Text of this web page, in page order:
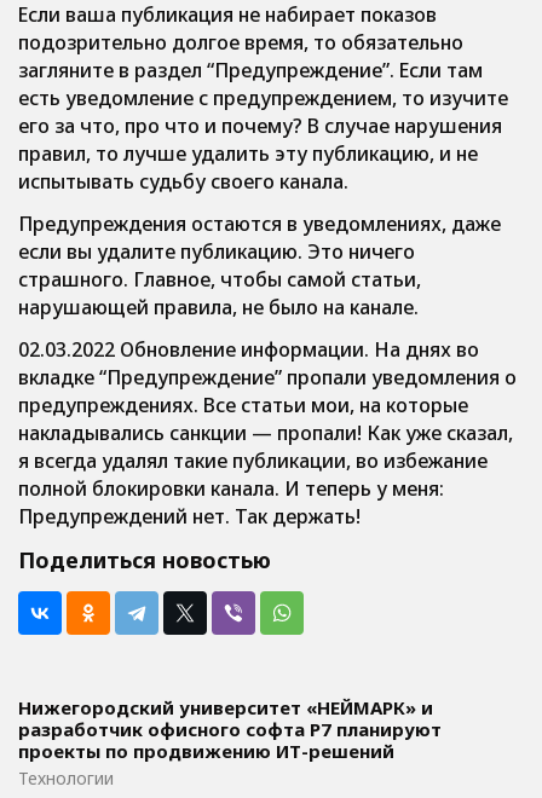
Если ваша публикация не набирает показов
подозрительно долгое время, то обязательно
загляните в раздел “Предупреждение”. Если там
есть уведомление с предупреждением, то изучите
его за что, про что и почему? В случае нарушения
правил, то лучше удалить эту публикацию, и не
испытывать судьбу своего канала.
Предупреждения остаются в уведомлениях, даже
если вы удалите публикацию. Это ничего
страшного. Главное, чтобы самой статьи,
нарушающей правила, не было на канале.
02.03.2022 Обновление информации. На днях во
вкладке “Предупреждение” пропали уведомления о
предупреждениях. Все статьи мои, на которые
накладывались санкции — пропали! Как уже сказал,
я всегда удалял такие публикации, во избежание
полной блокировки канала. И теперь у меня:
Предупреждений нет. Так держать!
Поделиться новостью
Нижегородский университет «НЕЙМАРК» и
разработчик офисного софта P7 планируют
проекты по продвижению ИТ-решений
Технологии